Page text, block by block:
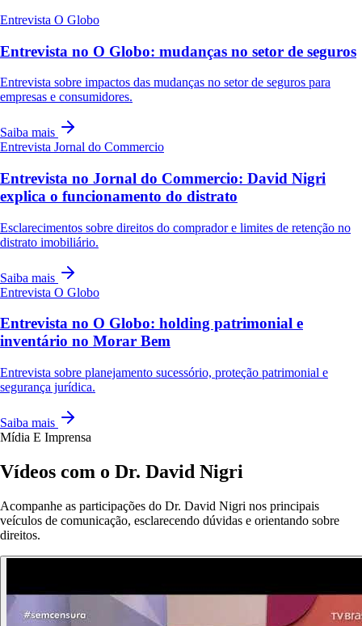
Entrevista O Globo
Entrevista no O Globo: mudanças no setor de seguros
Entrevista sobre impactos das mudanças no setor de seguros para
empresas e consumidores.
Saiba mais
Entrevista Jornal do Commercio
Entrevista no Jornal do Commercio: David Nigri
explica o funcionamento do distrato
Esclarecimentos sobre direitos do comprador e limites de retenção no
distrato imobiliário.
Saiba mais
Entrevista O Globo
Entrevista no O Globo: holding patrimonial e
inventário no Morar Bem
Entrevista sobre planejamento sucessório, proteção patrimonial e
segurança jurídica.
Saiba mais
Mídia E Imprensa
Vídeos com o Dr. David Nigri
Acompanhe as participações do Dr. David Nigri nos principais
veículos de comunicação, esclarecendo dúvidas e orientando sobre
direitos.